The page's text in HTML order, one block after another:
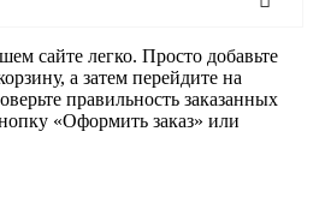
сайте легко. Просто добавьте
а затем перейдите на
правильность заказанных
«Оформить заказ» или